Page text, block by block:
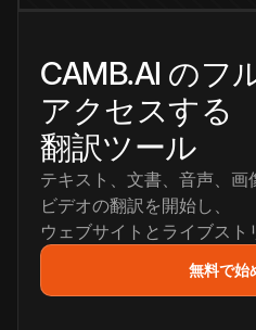
CAMB.AI のフ
アクセスする
翻訳ツール
テキスト、文書、音声、画
ビデオの翻訳を開始し、
ウェブサイトとライブスト
無料で始